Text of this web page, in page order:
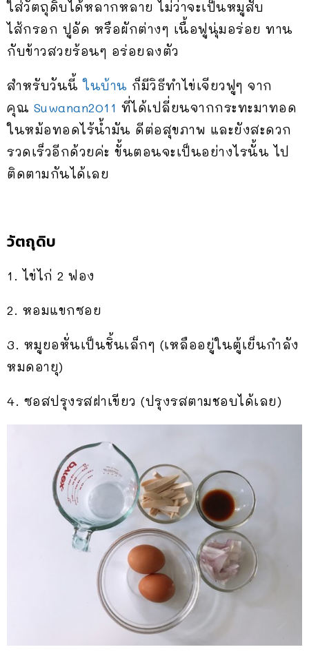
ใส่วัตถุดิบได้หลากหลาย ไม่ว่าจะเป็นหมูสับ
ไส้กรอก ปูอัด หรือผักต่างๆ เนื้อฟูนุ่มอร่อย ทาน
กับข้าวสวยร้อนๆ อร่อยลงตัว
สำหรับวันนี้ ในบ้าน ก็มีวิธีทำไข่เจียวฟูๆ จาก
คุณ Suwanan2011 ที่ได้เปลี่ยนจากกระทะมาทอด
ในหม้อทอดไร้น้ำมัน ดีต่อสุขภาพ และยังสะดวก
รวดเร็วอีกด้วยค่ะ ขั้นตอนจะเป็นอย่างไรนั้น ไป
ติดตามกันได้เลย
วัตถุดิบ
1. ไข่ไก่ 2 ฟอง
2. หอมแขกซอย
3. หมูยอหั่นเป็นชิ้นเล็กๆ (เหลืออยู่ในตู้เย็นกำลัง
หมดอายุ)
4. ซอสปรุงรสฝาเขียว (ปรุงรสตามชอบได้เลย)